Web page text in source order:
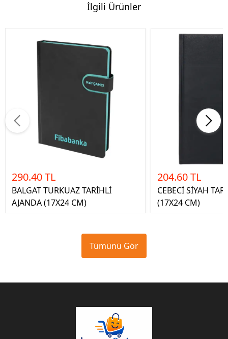
İlgili Ürünler
290.40 TL
BALGAT TURKUAZ TARİHLİ
AJANDA (17X24 CM)
204.60 TL
CEBECİ SİYAH
(17X24 CM)
Tümünü Gör